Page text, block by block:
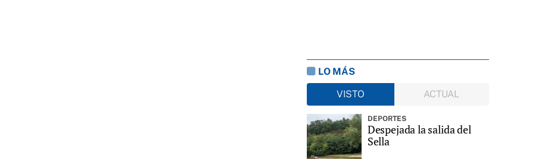
LO MÁS
VISTO
ACTUAL
DEPORTES
Despejada la salida del
Sella